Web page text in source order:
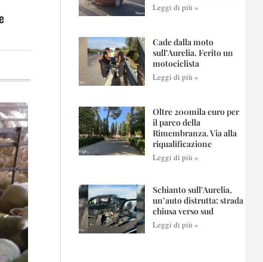
Leggi di più »
Cade dalla moto
sull’Aurelia. Ferito un
motociclista
Leggi di più »
Oltre 200mila euro per
il parco della
Rimembranza. Via alla
riqualificazione
Leggi di più »
Schianto sull’Aurelia,
un’auto distrutta: strada
chiusa verso sud
Leggi di più »